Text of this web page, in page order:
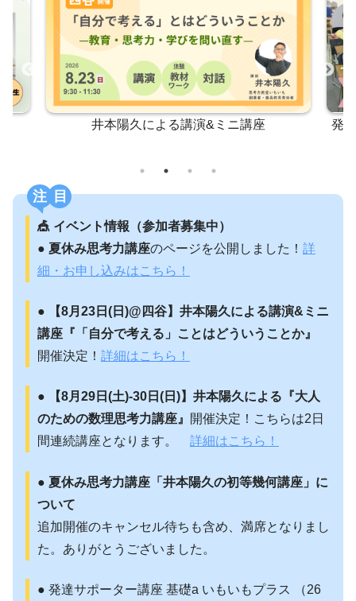
発達サポーター育星講座 基礎a いもいもプラ
注目
🎪 イベント情報（参加者募集中）
● 夏休み思考力講座のページを公開しました！ 詳
細・お申し込みはこちら！
●
【8月23日(日)@四谷】井本陽久による講演&ミニ
講座『「自分で考える」ことはどういうことか』
開催決定！ 詳細はこちら！
●
【8月29日(土)-30日(日)】井本陽久による『大人
のための数理思考力講座』
開催決定！こちらは2日
間連続講座となります。 詳細はこちら！
● 夏休み思考力講座「井本陽久の初等幾何講座」に
ついて
追加開催のキャンセル待ちも含め、満席となりまし
た。ありがとうございました。
● 発達サポーター講座 基礎a いもいもプラス （26